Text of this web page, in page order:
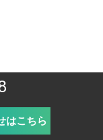
はこちら